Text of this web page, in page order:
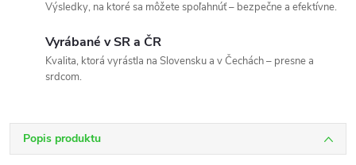
Výsledky, na ktoré sa môžete spoľahnúť – bezpečne a efektívne.
Vyrábané v SR a ČR
Kvalita, ktorá vyrástla na Slovensku a v Čechách – presne a
srdcom.
Popis produktu